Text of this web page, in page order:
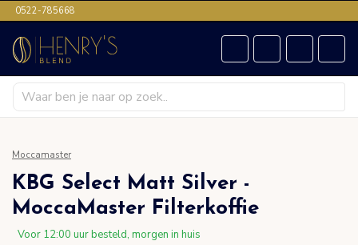
0522-785668
Moccamaster
KBG Select Matt Silver -
MoccaMaster Filterkoffie
Voor 12:00 uur besteld, morgen in huis